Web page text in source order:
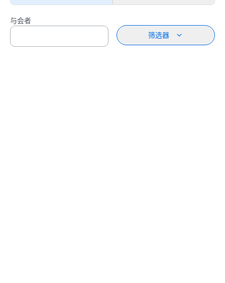
与会者
筛选器